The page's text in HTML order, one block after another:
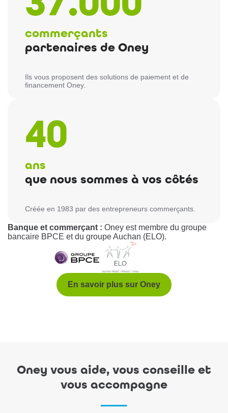
commerçants
partenaires de Oney
Ils vous proposent des solutions de paiement et de
financement Oney.
40
ans
que nous sommes à vos côtés
Créée en 1983 par des entrepreneurs commerçants.
Banque et commerçant : Oney est membre du groupe
bancaire BPCE et du groupe Auchan (ELO).
En savoir plus sur Oney
Oney vous aide, vous conseille et
vous accompagne